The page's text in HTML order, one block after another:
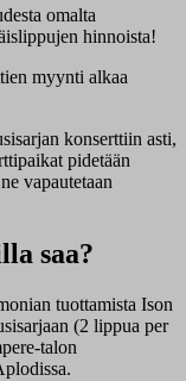
omalta
hinnoista!
myynti alkaa
konserttiin asti,
pidetään
vapautetaan
saa?
tuottamista Ison
(2 lippua per
talon